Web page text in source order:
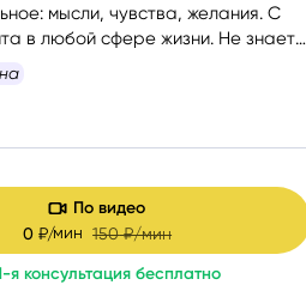
мысли, чувства, желания. С
в любой сфере жизни. Не
На консультации со мной вы
специалиста
По видео
0 ₽/мин150 ₽/мин
я консультация бесплатно